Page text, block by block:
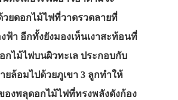
วยดอกไม้ไฟที่วาดรวดลายที่
ฟ้า อีกทั้งยังมองเห็นเงาสะท้อนที่
กไม้ไฟบนผิวทะเล ประกอบกับ
ยล้อมไปด้วยภูเขา 3 ลูกทำให้
องพลุดอกไม้ไฟที่ทรงพลังดังก้อง